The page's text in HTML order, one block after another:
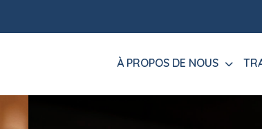
À PROPOS DE NOUS